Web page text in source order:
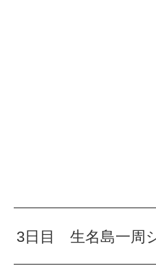
3日目 生名島一周